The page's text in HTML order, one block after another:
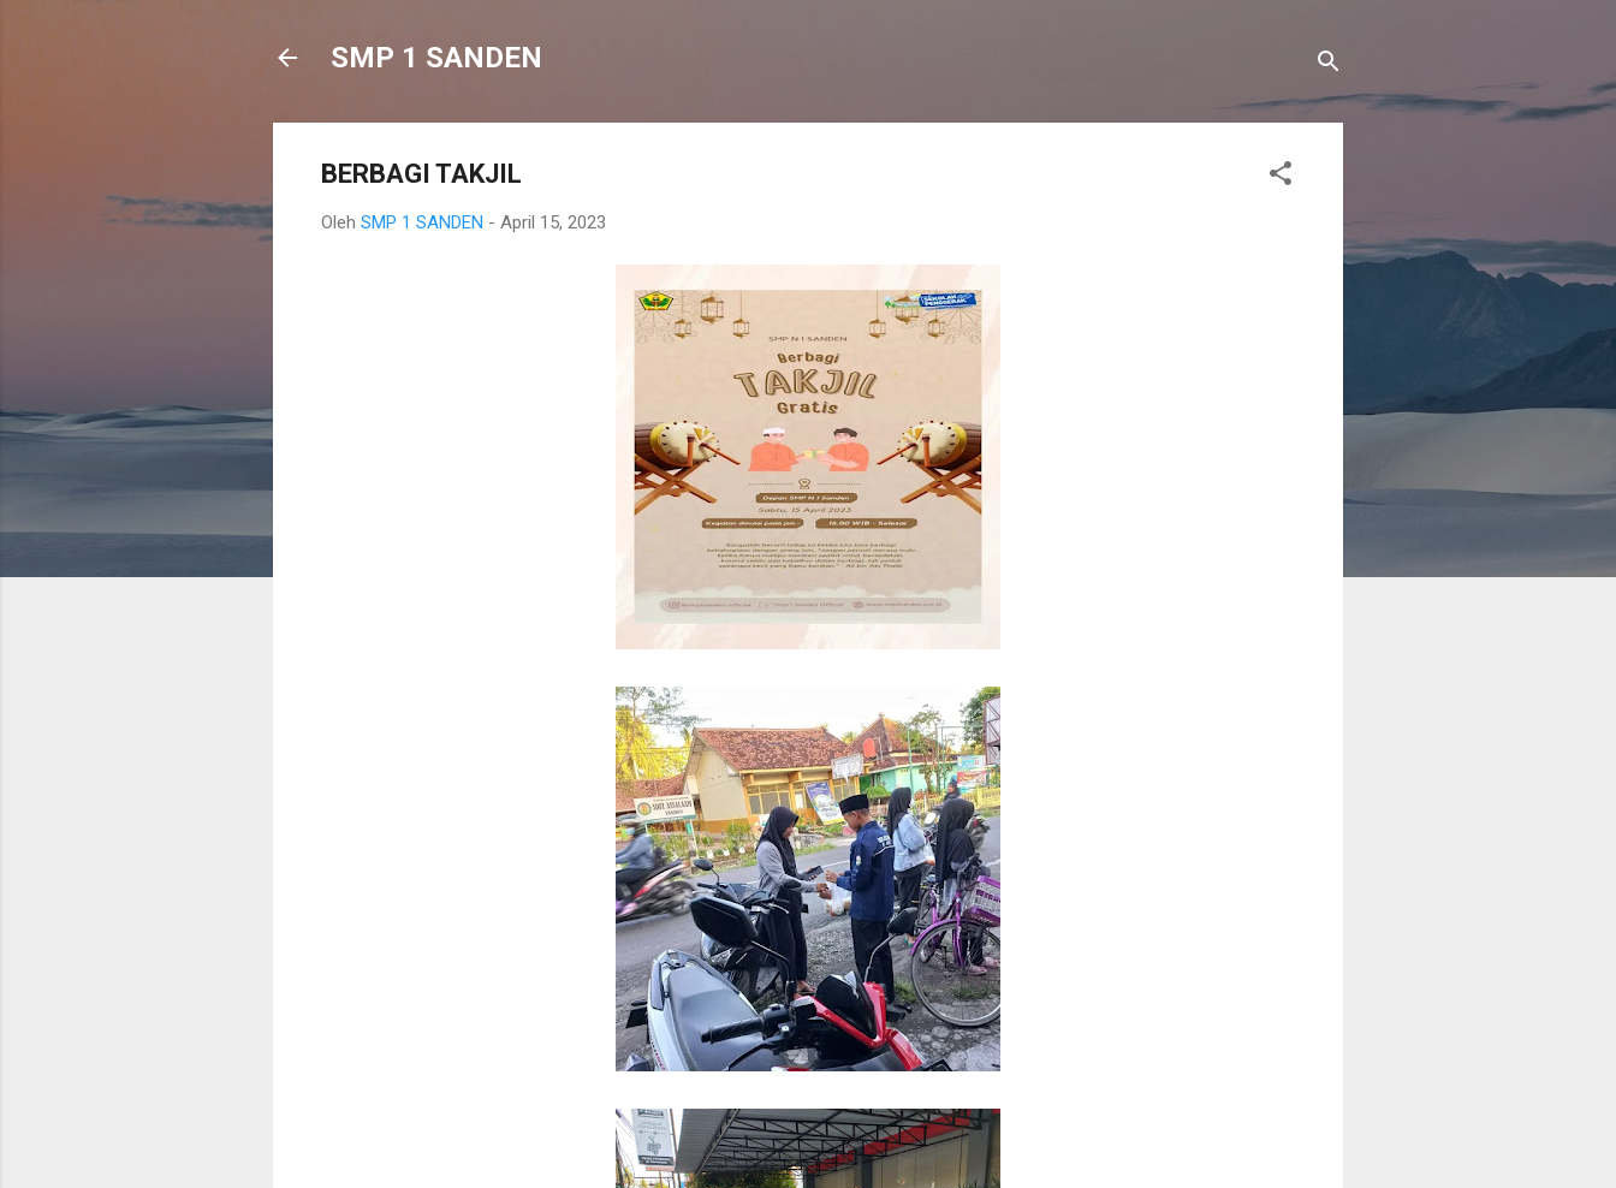
SMP 1 SANDEN
BERBAGI TAKJIL
Oleh SMP 1 SANDEN - April 15, 2023